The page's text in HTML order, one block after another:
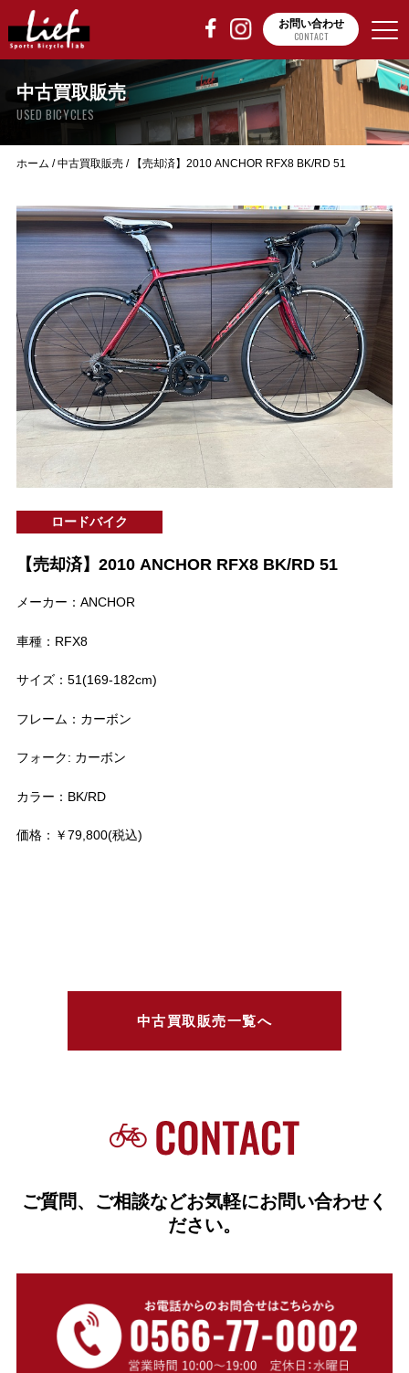
お問い合わせ
CONTACT
中古買取販売
USED BICYCLES
ホーム /中古買取販売/ 【売却済】2010 ANCHOR RFX8 BK/RD 51
ロードバイク
【売却済】2010 ANCHOR RFX8 BK/RD 51
メーカー：ANCHOR
車種：RFX8
サイズ：51(169-182cm)
フレーム：カーボン
フォーク: カーボン
カラー：BK/RD
価格：￥79,800(税込)
中古買取販売一覧へ
ご質問、ご相談などお気軽にお問い合わせく
ださい。